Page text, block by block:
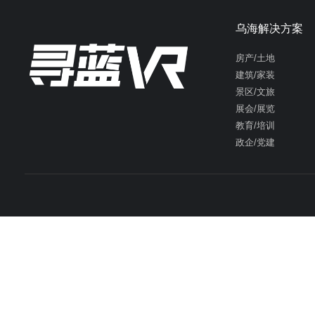
乌海解决方案
房产/土地
建筑/家装
景区/文旅
展会/展览
教育/培训
政企/党建